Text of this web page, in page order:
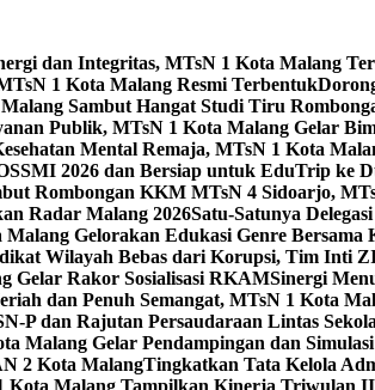
dan Integritas, MTsN 1 Kota Malang
1 Kota Malang Resmi Terbentuk
Sambut Hangat Studi Tiru
Publik, MTsN 1 Kota Malang Gelar
Mental Remaja, MTsN 1 Kota
2026 dan Bersiap untuk EduTrip ke
Rombongan KKM MTsN 4 Sidoarjo,
Radar Malang 2026Satu-Satunya
Gelorakan Edukasi Genre
Wilayah Bebas dari Korupsi, Tim Inti
Gelar Rakor Sosialisasi RKAMSinergi
dan Penuh Semangat, MTsN 1 Kota
P dan Rajutan Persaudaraan Lintas
Malang Gelar Pendampingan dan
2 Kota MalangTingkatkan Tata Kelola
Kota Malang Tampilkan Kinerja Triwulan II